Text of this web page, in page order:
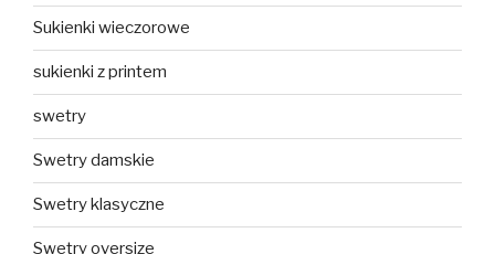
Sukienki wieczorowe
sukienki z printem
swetry
Swetry damskie
Swetry klasyczne
Swetry oversize